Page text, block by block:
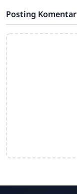
Posting Komentar